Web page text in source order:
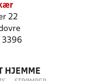
22
3396
HJEMME